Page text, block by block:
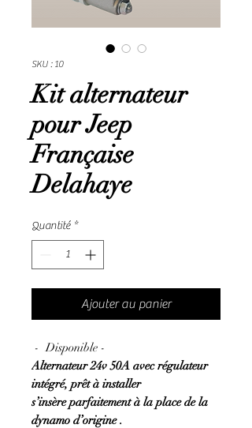
SKU : 10
Kit alternateur
pour Jeep
Française
Delahaye
Quantité *
Ajouter au panier
- Disponible -
Alternateur 24v 50A avec régulateur
intégré, prêt à installer
s’insère parfaitement à la place de la
dynamo d’origine .